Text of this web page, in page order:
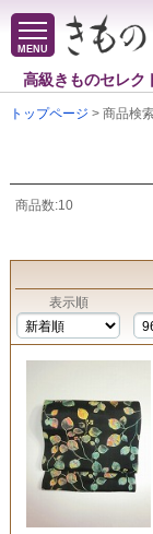
MENU
高級きものセレク
トップページ > 商品検
商品数:10
表示順